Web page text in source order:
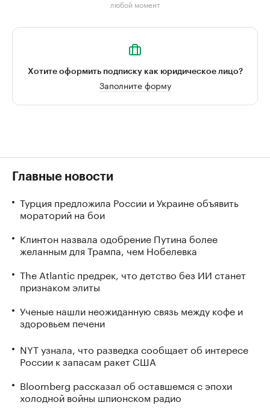
любой момент
Хотите оформить подписку как юридическое лицо?
Заполните форму
Главные новости
Турция предложила России и Украине объявить
мораторий на бои
Клинтон назвала одобрение Путина более
желанным для Трампа, чем Нобелевка
The Atlantic предрек, что детство без ИИ станет
признаком элиты
Ученые нашли неожиданную связь между кофе и
здоровьем печени
NYT узнала, что разведка сообщает об интересе
России к запасам ракет США
Bloomberg рассказал об оставшемся с эпохи
холодной войны шпионском радио